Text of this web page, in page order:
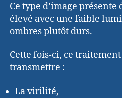
Ce type d’image présente
élevé avec une faible
ombres plutôt durs.
Cette fois-ci, ce
transmettre :
La virilité,